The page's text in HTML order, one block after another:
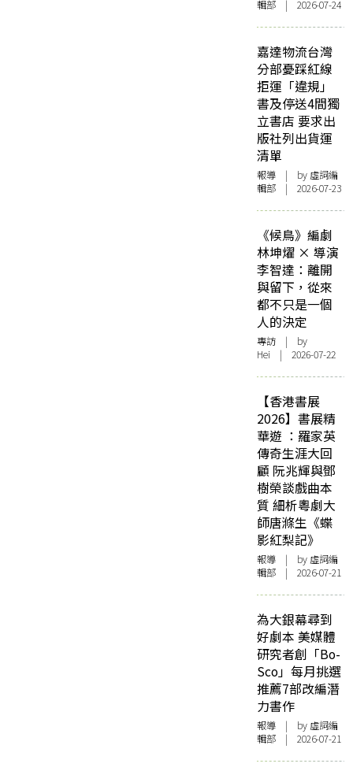
輯部 | 2026-07-24
嘉達物流台灣
分部憂踩紅線
拒運「違規」
書及停送4間獨
立書店 要求出
版社列出貨運
清單
報導 | by 虛詞編
輯部 | 2026-07-23
《候鳥》編劇
林坤燿 × 導演
李智達：離開
與留下，從來
都不只是一個
人的決定
專訪 | by
Hei | 2026-07-22
【香港書展
2026】書展精
華遊 ：羅家英
傳奇生涯大回
顧 阮兆輝與鄧
樹榮談戲曲本
質 細析粵劇大
師唐滌生《蝶
影紅梨記》
報導 | by 虛詞編
輯部 | 2026-07-21
為大銀幕尋到
好劇本 美媒體
研究者創「Bo-
Sco」每月挑選
推薦7部改編潛
力書作
報導 | by 虛詞編
輯部 | 2026-07-21